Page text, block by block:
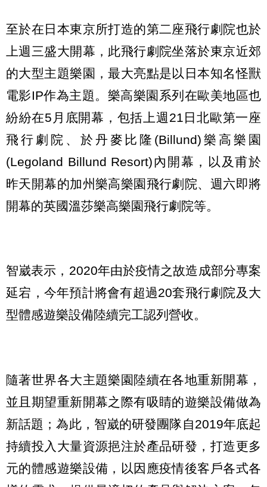
至於在日本東京所打造的第二座飛行劇院也於
上週三盛大開幕，此飛行劇院坐落於東京近郊
的大型主題樂園，最大亮點是以日本知名怪獸
電影IP作為主題。樂高樂園系列在歐美地區也
紛紛在5月底開幕，包括上週21日北歐第一座
飛行劇院、於丹麥比隆(Billund)樂高樂園
(Legoland Billund Resort)內開幕，以及甫於
昨天開幕的加州樂高樂園飛行劇院、週六即將
開幕的英國溫莎樂高樂園飛行劇院等。
智崴表示，2020年由於疫情之故造成部分專案
延宕，今年預計將會有超過20套飛行劇院及大
型體感遊樂設備陸續完工認列營收。
隨著世界各大主題樂園陸續在各地重新開幕，
並且期望重新開幕之際有吸睛的遊樂設備做為
新話題；為此，智崴的研發團隊自2019年底起
持續投入大量資源挹注於產品研發，打造更多
元的體感遊樂設備，以因應疫情後客戶各式各